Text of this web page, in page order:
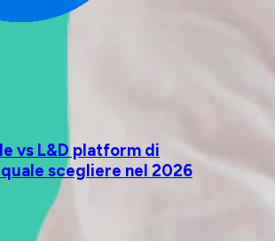
vs L&D platform di
scegliere nel 2026